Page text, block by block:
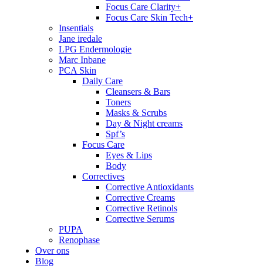
Focus Care Clarity+
Focus Care Skin Tech+
Insentials
Jane iredale
LPG Endermologie
Marc Inbane
PCA Skin
Daily Care
Cleansers & Bars
Toners
Masks & Scrubs
Day & Night creams
Spf’s
Focus Care
Eyes & Lips
Body
Correctives
Corrective Antioxidants
Corrective Creams
Corrective Retinols
Corrective Serums
PUPA
Renophase
Over ons
Blog